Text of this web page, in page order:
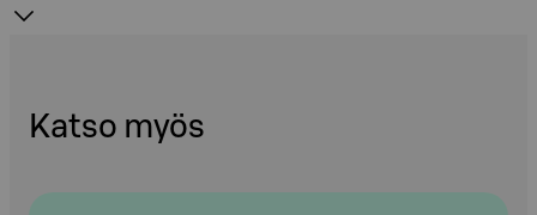
Katso myös